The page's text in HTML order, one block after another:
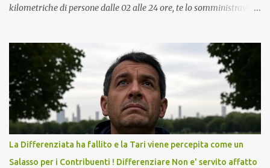
kilometriche di persone dalle 02 alle 24 ore, te lo somministravano
Vaccino come: l' Amaro del Capo, era "spettacolare Ghiacciato, ma
andava bene anche, a Temperatura Ambiente"! Riproponiamo
l'articolo per NON Dimenticare!
La Differenziata ha fallito e la Tari viene percepita come un
Salasso per i Contribuenti ! Differenziare Non e' servito affatto